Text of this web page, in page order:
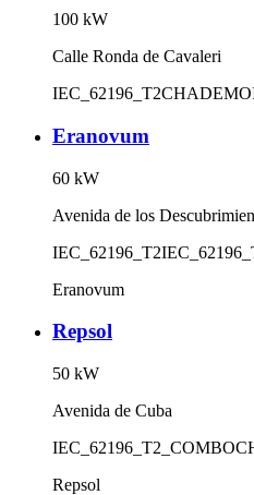
100 kW
Calle Ronda de Cavaleri
IEC_62196_T2CHADEMO
Eranovum
60 kW
Avenida de los
IEC_62196_T2
Eranovum
Repsol
50 kW
Avenida de Cuba
IEC_62196_T2_COMBO
Repsol